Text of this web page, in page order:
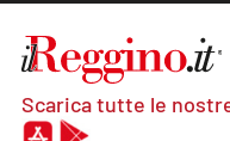
Scarica tutte le